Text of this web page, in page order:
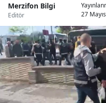
Merzifon Bilgi
Editör
27